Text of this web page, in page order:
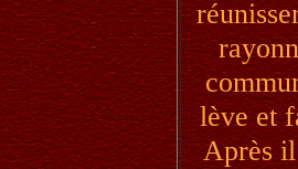
lève et
Après il